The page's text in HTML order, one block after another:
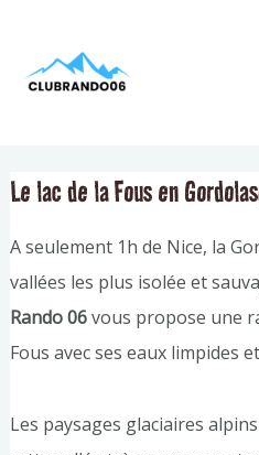
contenu
Le lac de la Fous en
A seulement 1h de Nice, la
vallées les plus isolée et
Rando 06vous propose une
Fous avec ses eaux limpides
Les paysages glaciaires
de
l’article